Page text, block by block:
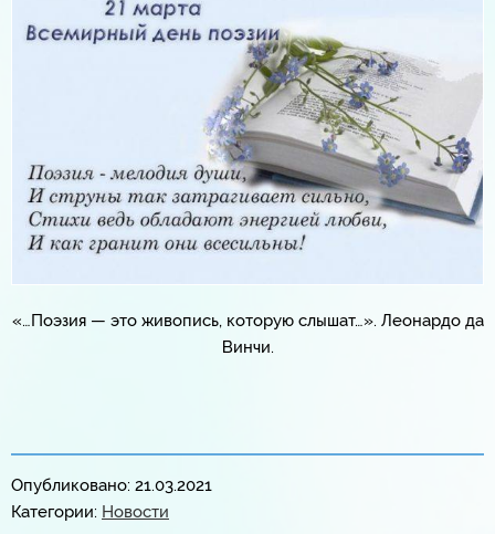
«…Поэзия — это живопись, которую слышат…». Леонардо да
Винчи.
Опубликовано: 21.03.2021
Категории: Новости